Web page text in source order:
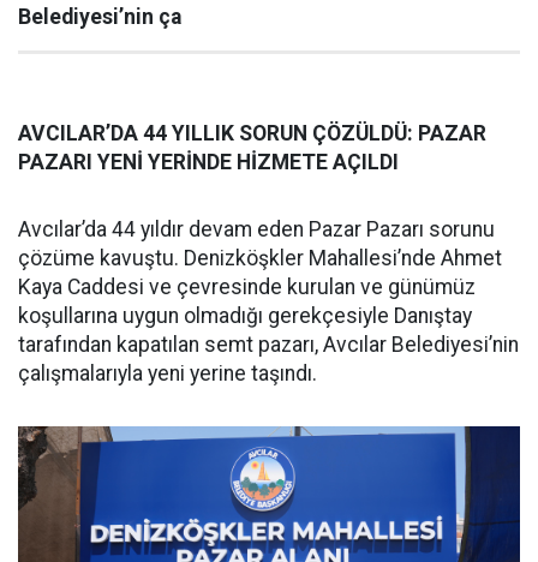
Belediyesi’nin ça
AVCILAR’DA 44 YILLIK SORUN ÇÖZÜLDÜ: PAZAR
PAZARI YENİ YERİNDE HİZMETE AÇILDI
Avcılar’da 44 yıldır devam eden Pazar Pazarı sorunu
çözüme kavuştu. Denizköşkler Mahallesi’nde Ahmet
Kaya Caddesi ve çevresinde kurulan ve günümüz
koşullarına uygun olmadığı gerekçesiyle Danıştay
tarafından kapatılan semt pazarı, Avcılar Belediyesi’nin
çalışmalarıyla yeni yerine taşındı.